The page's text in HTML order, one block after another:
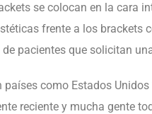
se colocan en la cara
frente a los brackets
pacientes que solicitan
países como Estados
reciente y mucha gente